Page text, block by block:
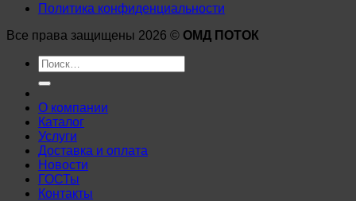
Политика конфиденциальности
Все права защищены 2026 © ОМД ПОТОК
Искать:
О компании
Каталог
Услуги
Доставка и оплата
Новости
ГОСТы
Контакты